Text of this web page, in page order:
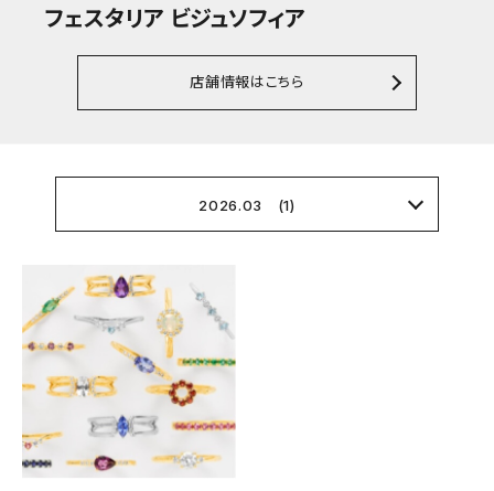
フェスタリア ビジュソフィア
店舗情報はこちら
2026.03 (1)